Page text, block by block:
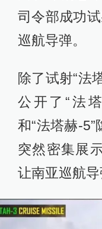
司令部成功
巡航导弹。
除了试射“法
公开了“法
和“法塔赫-
突然密集展
让南亚巡航导